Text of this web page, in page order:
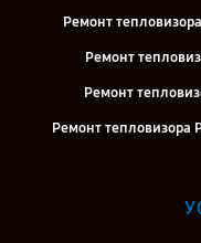
Ремонт
Ремонт
Ремонт
Ремонт тепловизора